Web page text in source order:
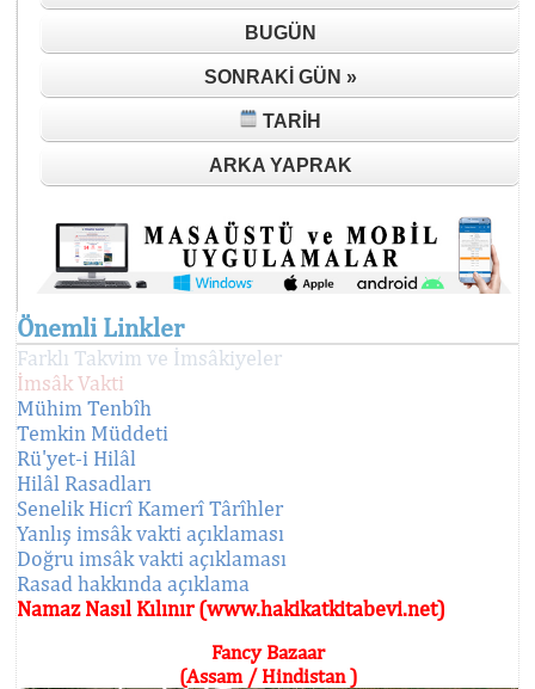
BUGÜN
SONRAKI GÜN »
TARIH
ARKA YAPRAK
Önemli Linkler
Farklı Takvim ve İmsâkiyeler
İmsâk Vakti
Mühim Tenbîh
Temkin Müddeti
Rü'yet-i Hilâl
Hilâl Rasadları
Senelik Hicrî Kamerî Târîhler
Yanlış imsâk vakti açıklaması
Doğru imsâk vakti açıklaması
Rasad hakkında açıklama
Namaz Nasıl Kılınır (www.hakikatkitabevi.net)
Fancy Bazaar
(Assam / Hindistan )